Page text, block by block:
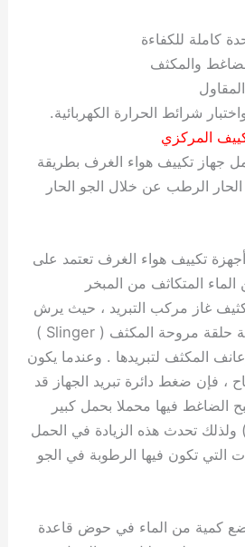
كاملة للكفاءة
والمكثف
شرائط الحرارة الكهربائية.
المركزي
جهاز تكييف هواء الغرف بطريقة
الحار الرطب عن خلال الجو الحار
تكييف هواء الغرف تعتمد على
المتكاثف من المبخر
غاز مركب التبريد ، حيث يرش
هذا الماء بواسطة حلقة مروحة المكثف ( Slinger )
المكثف لتبريدها . وعندما يكون
، فإن ضغط دائرة تبريد الجهاز قد
الضاغط فيها محملا بحمل كبير
(Overloaded ) ولذلك تحدث هذه الزيادة في الحمل
التي تكون فيها الرطوبة في الجو
كمية من الماء في حوض قاعدة